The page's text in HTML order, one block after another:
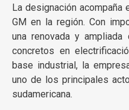
La designación
GM en la región. Con
una renovada y
concretos en
base industrial, la
uno de los principales
sudamericana.